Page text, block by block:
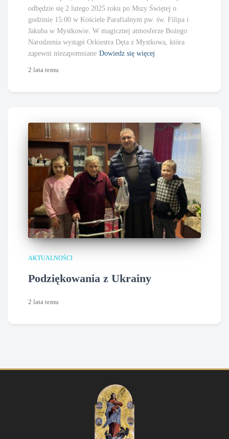
odbędzie się 2 lutego 2025 roku po Mszy Świętej o
godzinie 15:00 w Kościele Parafialnym pw. św. Filipa i
Jakuba w Mystkowie. W magicznej atmosferze Bożego
Narodzenia wystąpi Orkiestra Dęta z Mystkowa, która
zapewni niezapomniane Dowiedz się więcej
2 lata temu
AKTUALNOŚCI
Podziękowania z Ukrainy
2 lata temu